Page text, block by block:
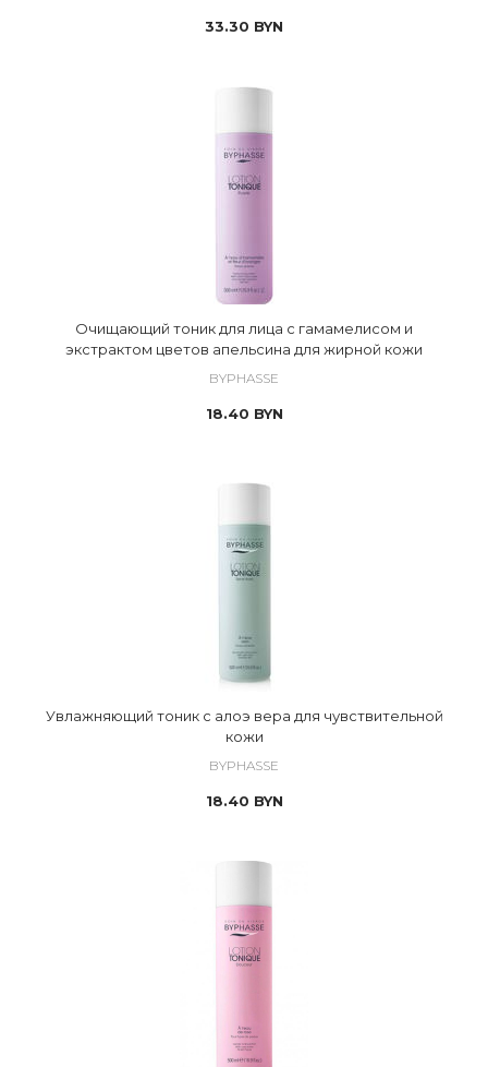
33.30 BYN
Очищающий тоник для лица с гамамелисом и
экстрактом цветов апельсина для жирной кожи
BYPHASSE
18.40 BYN
Увлажняющий тоник с алоэ вера для чувствительной
кожи
BYPHASSE
18.40 BYN